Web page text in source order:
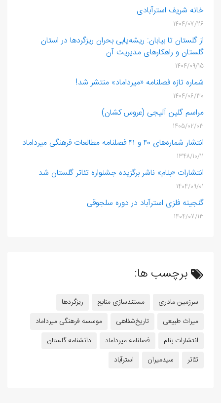
خانه شریف‌ استرآبادی
1404/07/26
از گلستان تا بیابان: ریشه‌یابی بحران ریزگردها در استان
گلستان و راهکارهای مدیریت آن
1404/09/15
شماره تازه فصلنامه «میرداماد» منتشر شد!
1404/06/30
مراسم گلین ‌آلیجی (عروس‌ کشان)
1405/02/03
انتشار شماره‌های ۴۰ و ۴۱ فصلنامه مطالعات فرهنگی میرداماد
1348/10/11
انتشارات «بنام» ناشر برگزیده جشنواره تئاتر گلستان شد
1404/09/01
گنجینه فلزی استرآباد در دوره سلجوقی
1404/07/13
برچسب ها:
سرزمین مادری مستندسازی منابع
ریزگردها
میراث طبیعی
تاریخ‌شفاهی
موسسه فرهنگی میرداماد
انتشارات بنام
فصلنامه میرداماد
دانشنامه گلستان
تئاتر
سیدمیران استرآباد